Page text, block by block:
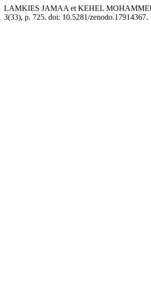
LAMKIES JAMAA et KEHEL MOHAMMED
3(33), p. 725. doi: 10.5281/zenodo.17914367.